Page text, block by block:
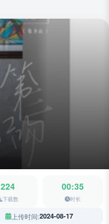
224
下载数
00:35
时长
上传时间:2024-08-17